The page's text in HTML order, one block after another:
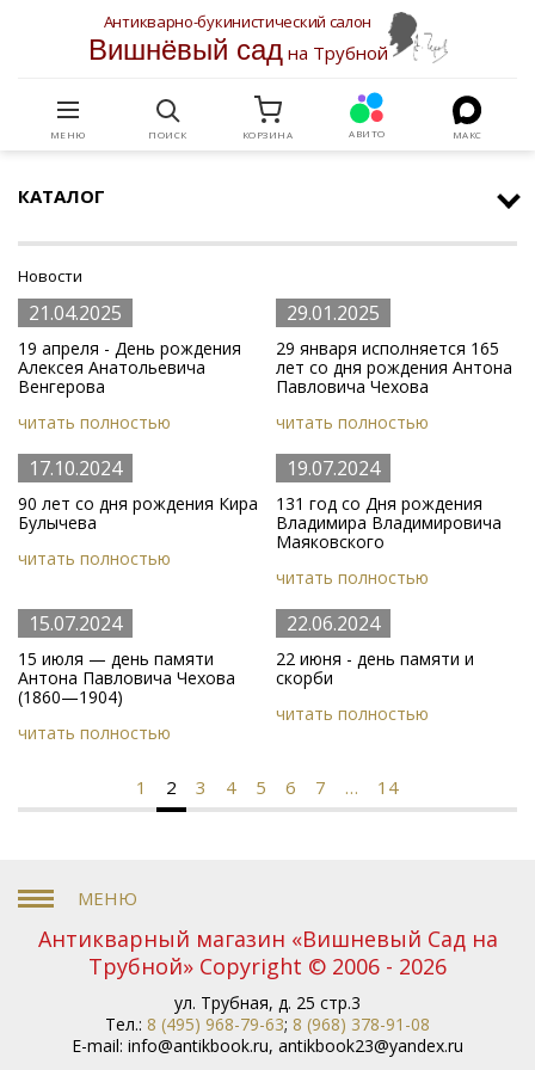
Антикварно-букинистический салон
Вишнёвый садна Трубной
МЕНЮ ПОИСК КОРЗИНА АВИТО МАКС
КАТАЛОГ
Новости
21.04.2025
19 апреля - День рождения
Алексея Анатольевича
Венгерова
читать полностью
29.01.2025
29 января исполняется 165
лет со дня рождения Антона
Павловича Чехова
читать полностью
17.10.2024
90 лет со дня рождения Кира
Булычева
читать полностью
19.07.2024
131 год со Дня рождения
Владимира Владимировича
Маяковского
читать полностью
15.07.2024
15 июля — день памяти
Антона Павловича Чехова
(1860—1904)
читать полностью
22.06.2024
22 июня - день памяти и
скорби
читать полностью
1 2 3 4 5 6 7 … 14
Антикварный магазин «Вишневый Сад на
Трубной» Copyright © 2006 - 2026
ул. Трубная, д. 25 стр.3
Тел.: 8 (495) 968-79-63; 8 (968) 378-91-08
E-mail: info@antikbook.ru, antikbook23@yandex.ru